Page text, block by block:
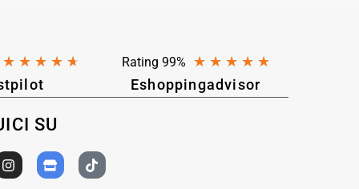
★ ★ ★ ★ ★ Rating 99% ★ ★ ★ ★ ★
Eshoppingadvisor
SU